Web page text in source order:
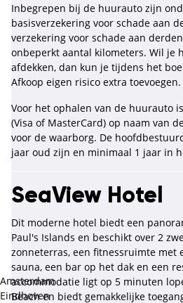
Amsterdam
Eindhoven
Inbegrepen bij de huurauto zijn
basisverzekering voor schade aan
verzekering voor schade aan
onbeperkt aantal kilometers. Wil je
afdekken, dan kun je tijdens het
Afkoop eigen risico extra toevoegen.
Voor het ophalen van de huurauto
(Visa of MasterCard) op naam van
voor de waarborg. De
jaar oud zijn en minimaal 1 jaar in
SeaView Hotel
Dit moderne hotel biedt een
Paul's Islands en beschikt over 2
zonneterras, een fitnessruimte met
sauna, een bar op het dak en een
accommodatie ligt op 5 minuten
Beach en biedt gemakkelijke